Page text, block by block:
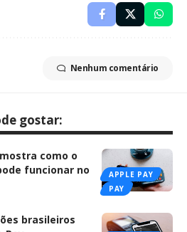
Nenhum comentário
gostar:
APPLE PAY
PAY
como o
funcionar no
brasileiros